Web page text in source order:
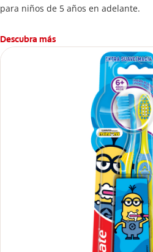
para niños de 5 años en adelante.
Descubra más